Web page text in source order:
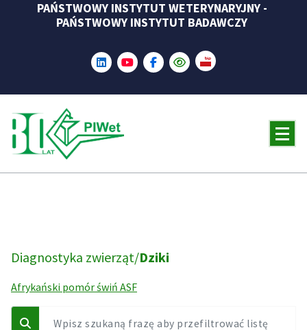
PAŃSTWOWY INSTYTUT WETERYNARYJNY -
PAŃSTWOWY INSTYTUT BADAWCZY
Diagnostyka zwierząt/Dziki
Afrykański pomór świń ASF